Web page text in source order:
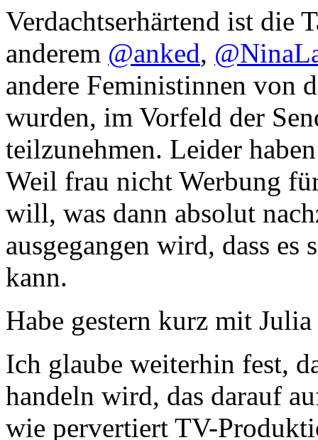
Verdachtserhärtend ist die
anderem @anked,
andere Feministinnen von
wurden, im Vorfeld der
teilzunehmen. Leider
Weil frau nicht Werbung
will, was dann absolut
ausgegangen wird, dass
kann.
Habe gestern kurz mit Julia
Ich glaube weiterhin fest,
handeln wird, das darauf
wie pervertiert TV-